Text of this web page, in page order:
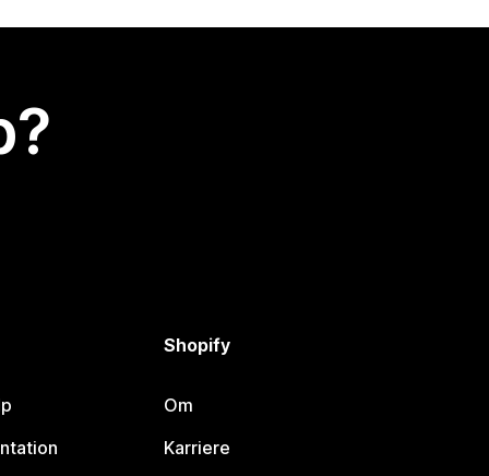
Shopify
Om
Karriere